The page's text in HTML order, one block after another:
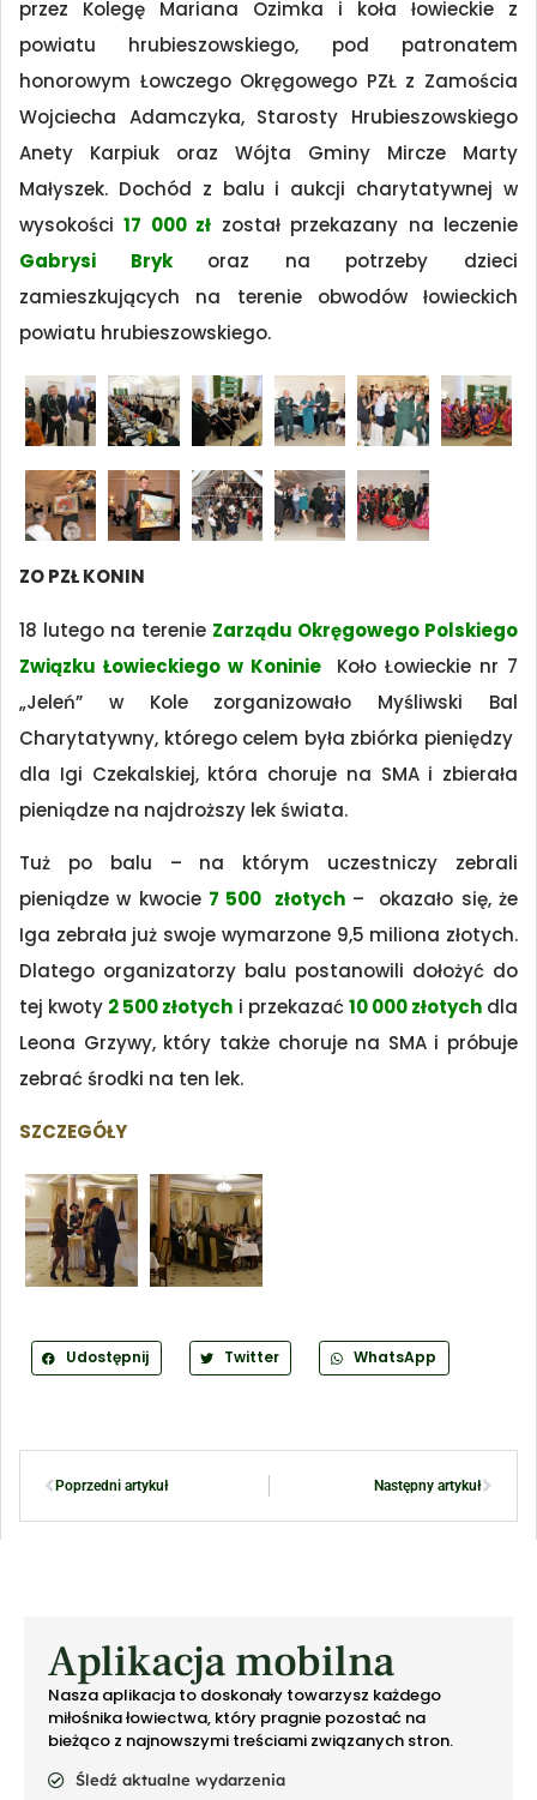
przez Kolegę Mariana Ozimka i koła łowieckie z
powiatu hrubieszowskiego, pod patronatem
honorowym Łowczego Okręgowego PZŁ z Zamościa
Wojciecha Adamczyka, Starosty Hrubieszowskiego
Anety Karpiuk oraz Wójta Gminy Mircze Marty
Małyszek. Dochód z balu i aukcji charytatywnej w
wysokości17 000 zł został przekazany na leczenie
Gabrysi Brykoraz na potrzeby dzieci
zamieszkujących na terenie obwodów łowieckich
powiatu hrubieszowskiego.
ZO PZŁ KONIN
18 lutego na terenie Zarządu Okręgowego Polskiego
Związku Łowieckiego w Koninie
Koło Łowieckie nr 7
„Jeleń” w Kole zorganizowało Myśliwski Bal
Charytatywny, którego celem była zbiórka pieniędzy
dla Igi Czekalskiej, która choruje na SMA i zbierała
pieniądze na najdroższy lek świata.
Tuż po balu – na którym uczestniczy zebrali
pieniądze w kwocie 7 500 złotych– okazało się, że
Iga zebrała już swoje wymarzone 9,5 miliona złotych.
Dlatego organizatorzy balu postanowili dołożyć do
tej kwoty 2 500 złotych i przekazać10 000 złotychdla
Leona Grzywy, który także choruje na SMA i próbuje
zebrać środki na ten lek.
SZCZEGÓŁY
Udostępnij Twitter WhatsApp
Poprzedni artykuł Następny artykuł
Aplikacja mobilna
Nasza aplikacja to doskonały towarzysz każdego
miłośnika łowiectwa, który pragnie pozostać na
bieżąco z najnowszymi treściami związanych stron.
Śledź aktualne wydarzenia